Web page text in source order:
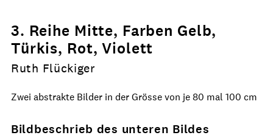
3. Reihe Mitte, Farben Gelb,
Türkis, Rot, Violett
Ruth Flückiger
Zwei abstrakte Bilder in der Grösse von je 80 mal 100 cm
Bildbeschrieb des unteren Bildes